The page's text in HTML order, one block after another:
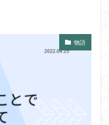
物語